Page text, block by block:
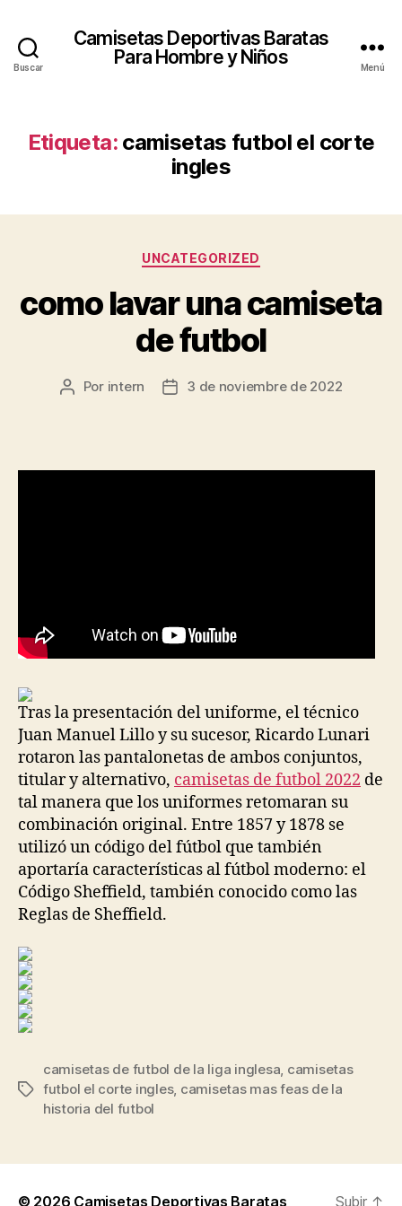
Buscar
Camisetas Deportivas Baratas
Para Hombre y Niños
Menú
Etiqueta: camisetas futbol el corte
ingles
Categorías
UNCATEGORIZED
como lavar una camiseta
de futbol
Autor
Por intern
Fecha3 de noviembre de 2022
Tras la presentación del uniforme, el técnico
Juan Manuel Lillo y su sucesor, Ricardo Lunari
rotaron las pantalonetas de ambos conjuntos,
titular y alternativo, camisetas de futbol 2022 de
tal manera que los uniformes retomaran su
combinación original. Entre 1857 y 1878 se
utilizó un código del fútbol que también
aportaría características al fútbol moderno: el
Código Sheffield, también conocido como las
Reglas de Sheffield.
Etiquetas
camisetas de futbol de la liga inglesa camisetas
futbol el corte ingles, camisetas mas feas de la
historia del futbol
© 2026 Camisetas Deportivas Baratas Subir ↑